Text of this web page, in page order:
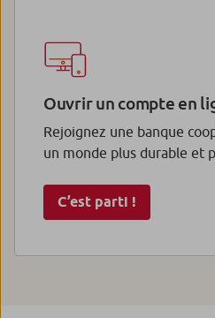
Ouvrir un compte en
Rejoignez une banque
un monde plus durable et
C’est parti !